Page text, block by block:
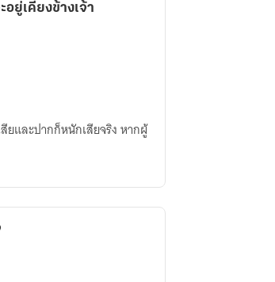
ยู่เคียงข้างเจ้า
ยและปากก็หนักเสียจริง หากผู้